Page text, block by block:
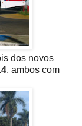
dos novos
, ambos com